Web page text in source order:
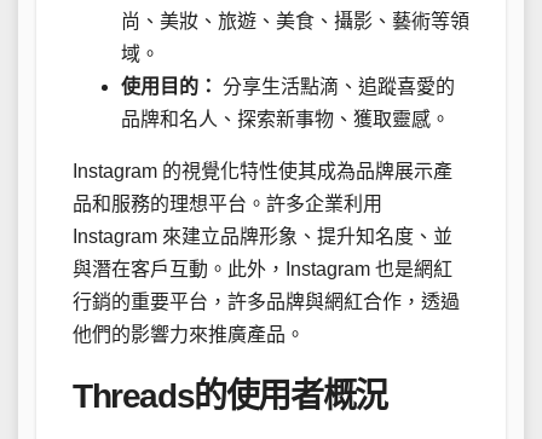
尚、美妝、旅遊、美食、攝影、藝術等領
域。
使用目的： 分享生活點滴、追蹤喜愛的
品牌和名人、探索新事物、獲取靈感。
Instagram 的視覺化特性使其成為品牌展示產
品和服務的理想平台。許多企業利用
Instagram 來建立品牌形象、提升知名度、並
與潛在客戶互動。此外，Instagram 也是網紅
行銷的重要平台，許多品牌與網紅合作，透過
他們的影響力來推廣產品。
Threads的使用者概況